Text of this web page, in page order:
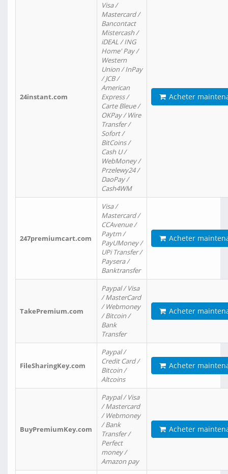
24instant.com
Visa /
Mastercard /
Bancontact
Mistercash /
iDEAL / ING
Home' Pay /
Western
Union / InPay
/ JCB /
American
Express /
Carte Bleue /
OKPay / Wire
Transfer /
Sofort /
BitCoins /
Cash U /
WebMoney /
Przelewy24 /
DaoPay /
Cash4WM
Acheter
247premiumcart.com
Visa /
Mastercard /
CCAvenue /
Paytm /
PayUMoney /
UPi Transfer /
Paysera /
Banktransfer
Acheter
TakePremium.com
Paypal / Visa
/ MasterCard
/ Webmoney
/ Bitcoin /
Bank
Transfer
Acheter
FileSharingKey.com
Paypal /
Credit Card /
Bitcoin /
Altcoins
Acheter
BuyPremiumKey.com
Paypal / Visa
/ Mastercard
/ Webmoney
/ Bank
Transfer /
Perfect
money /
Amazon pay
Acheter